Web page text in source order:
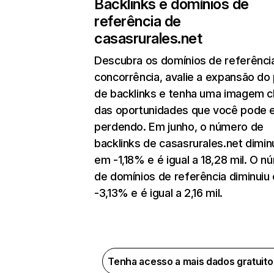
Backlinks e domínios de
referência de
casasrurales.net
Descubra os domínios de
concorrência, avalie a expansão
de backlinks e tenha uma imagem
das oportunidades que você pode
perdendo. Em junho, o número de
backlinks de casasrurales.net
em -1,18% e é igual a 18,28 mil. O
de domínios de referência diminuiu
-3,13% e é igual a 2,16 mil.
Tenha acesso a mais dados